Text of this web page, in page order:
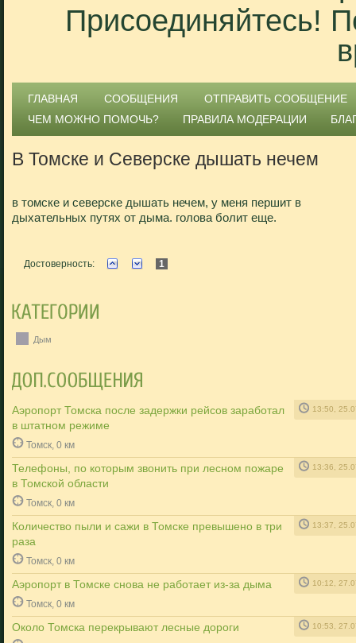
Присоединяйтесь!
ГЛАВНАЯ СООБЩЕНИЯ
ОТПРАВИТЬ СООБЩЕНИЕ
ЧЕМ МОЖНО ПОМОЧЬ?
ПРАВИЛА МОДЕРАЦИИ
В Томске и Северске дышать нечем
в томске и северске дышать нечем, у меня першит в
дыхательных путях от дыма. голова болит еще.
Достоверность: 1
Дым
Аэропорт Томска после задержки рейсов заработал
в штатном режиме
13:50,
Томск, 0 км
Телефоны, по которым звонить при лесном пожаре
в Томской области
13:36,
Томск, 0 км
Количество пыли и сажи в Томске превышено в три
раза
13:37,
Томск, 0 км
Аэропорт в Томске снова не работает из-за дыма 10:12,
Томск, 0 км
Около Томска перекрывают лесные дороги 10:53,